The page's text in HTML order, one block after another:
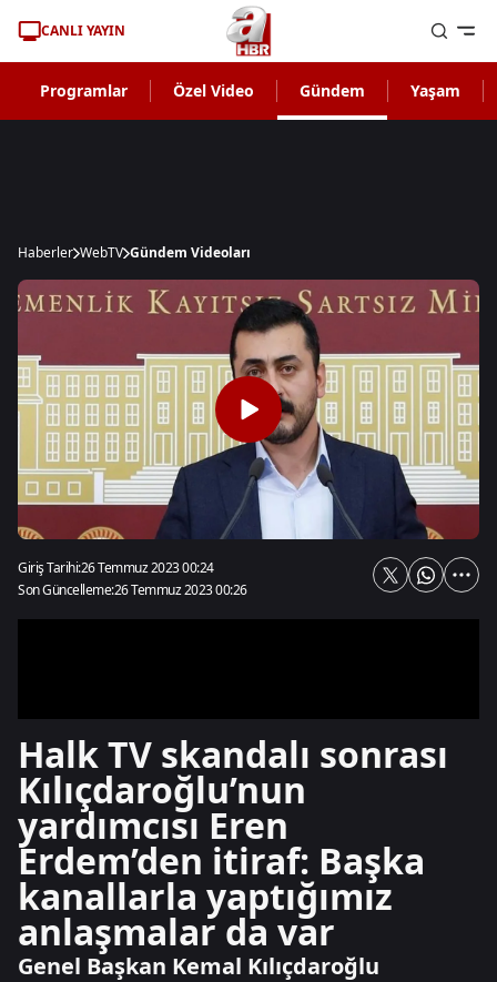
CANLI YAYIN
Programlar Özel Video Gündem Yaşam
Haberler WebTV Gündem Videoları
Giriş Tarihi:26 Temmuz 2023 00:24
Son Güncelleme:26 Temmuz 2023 00:26
Halk TV skandalı sonrası
Kılıçdaroğlu’nun
yardımcısı Eren
Erdem’den itiraf: Başka
kanallarla yaptığımız
anlaşmalar da var
Genel Başkan Kemal Kılıçdaroğlu